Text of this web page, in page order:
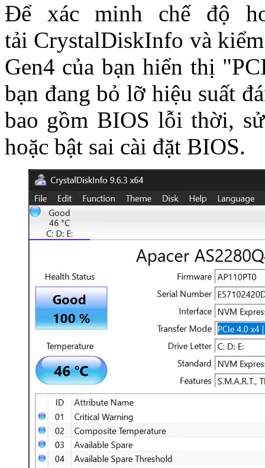
Để xác minh chế độ
tải CrystalDiskInfo và
Gen4 của bạn hiển thị
bạn đang bỏ lỡ hiệu suất
bao gồm BIOS lỗi thời,
hoặc bật sai cài đặt BIOS.